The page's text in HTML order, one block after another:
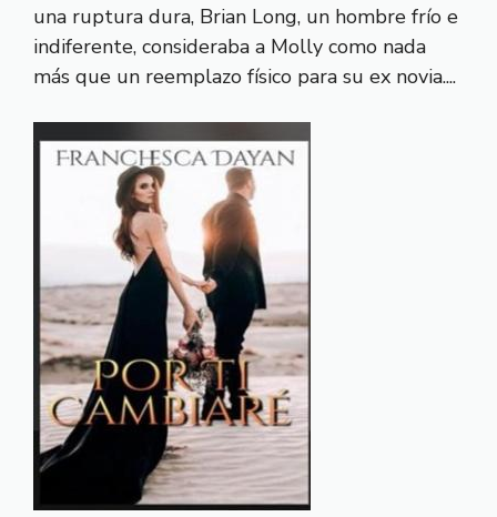
una ruptura dura, Brian Long, un hombre frío e
indiferente, consideraba a Molly como nada
más que un reemplazo físico para su ex novia....